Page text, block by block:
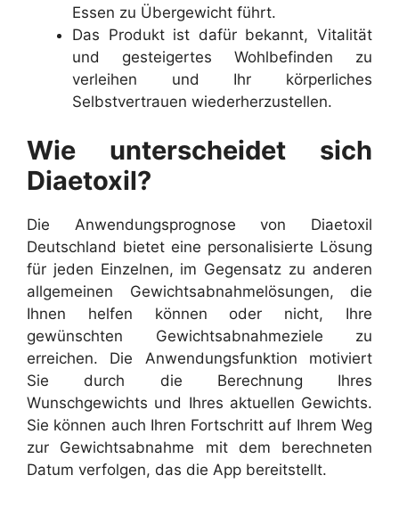
Essen zu Übergewicht führt.
Das Produkt ist dafür bekannt, Vitalität
und gesteigertes Wohlbefinden zu
verleihen und Ihr körperliches
Selbstvertrauen wiederherzustellen.
Wie unterscheidet sich
Diaetoxil?
Die Anwendungsprognose von Diaetoxil
Deutschland bietet eine personalisierte Lösung
für jeden Einzelnen, im Gegensatz zu anderen
allgemeinen Gewichtsabnahmelösungen, die
Ihnen helfen können oder nicht, Ihre
gewünschten Gewichtsabnahmeziele zu
erreichen. Die Anwendungsfunktion motiviert
Sie durch die Berechnung Ihres
Wunschgewichts und Ihres aktuellen Gewichts.
Sie können auch Ihren Fortschritt auf Ihrem Weg
zur Gewichtsabnahme mit dem berechneten
Datum verfolgen, das die App bereitstellt.